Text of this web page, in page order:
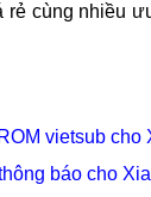
rẻ cùng nhiều
vietsub cho
báo cho